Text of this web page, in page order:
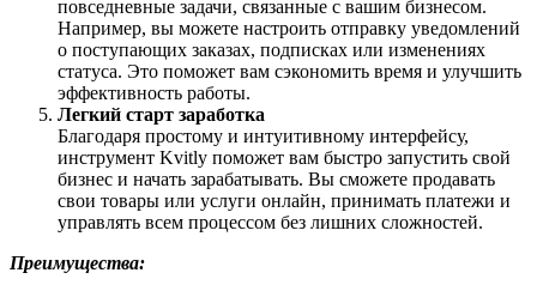
повседневные задачи, связанные с вашим бизнесом.
Например, вы можете настроить отправку уведомлений
о поступающих заказах, подписках или изменениях
статуса. Это поможет вам сэкономить время и улучшить
эффективность работы.
Легкий старт заработка
Благодаря простому и интуитивному интерфейсу,
инструмент Kvitly поможет вам быстро запустить свой
бизнес и начать зарабатывать. Вы сможете продавать
свои товары или услуги онлайн, принимать платежи и
управлять всем процессом без лишних сложностей.
Преимущества: